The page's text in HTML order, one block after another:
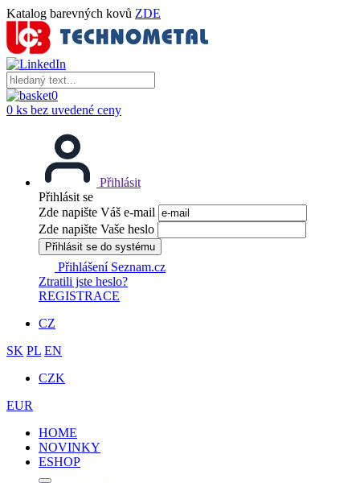
Katalog barevných kovů ZDE
0
0 ks bez uvedené ceny
Přihlásit
Přihlásit se
Zde napište Váš e-mail
Zde napište Vaše heslo
Přihlásit se do systému
Přihlášení Seznam.cz
Ztratili jste heslo?
REGISTRACE
CZ
SK PL EN
CZK
EUR
HOME
NOVINKY
ESHOP